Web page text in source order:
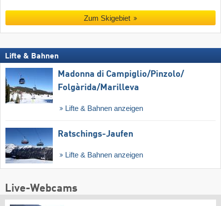
Zum Skigebiet
Lifte & Bahnen
Madonna di Campiglio/​Pinzolo/​
Folgàrida/​Marilleva
Lifte & Bahnen anzeigen
Ratschings-Jaufen
Lifte & Bahnen anzeigen
Live-Webcams